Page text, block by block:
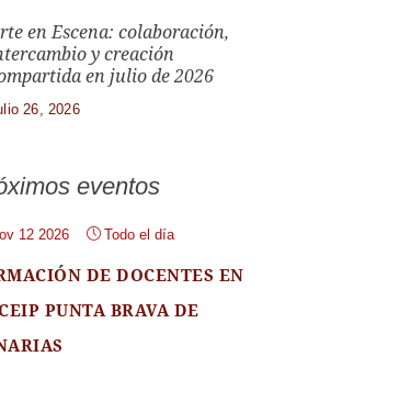
en Escena: colaboración,
y creación
en julio de 2026
26, 2026
eventos
12 2026 Todo el día
DE DOCENTES EN
PUNTA BRAVA DE